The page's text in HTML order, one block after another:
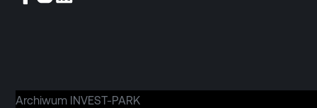
Archiwum INVEST-PARK